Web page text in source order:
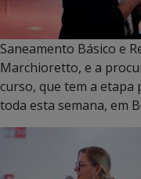
Saneamento Básico e
Marchioretto, e a
curso, que tem a etapa
toda esta semana, em